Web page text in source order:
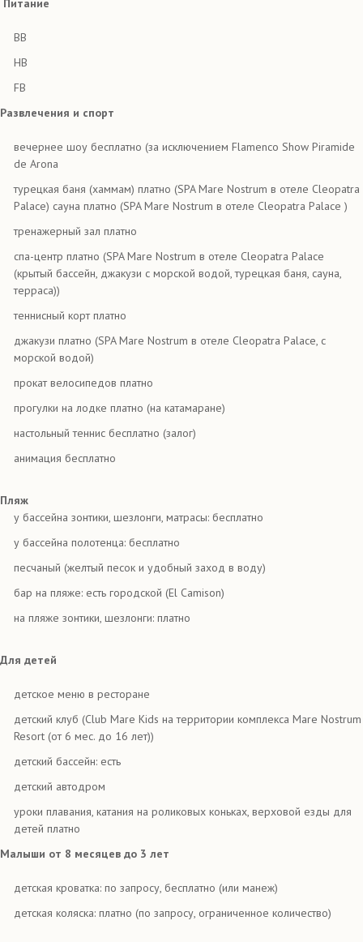
Питание
BB
HB
FB
Развлечения и спорт
вечернее шоу бесплатно (за исключением Flamenco Show Piramide
de Arona
турецкая баня (хаммам) платно (SPA Mare Nostrum в отеле Cleopatra
Palace) сауна платно (SPA Mare Nostrum в отеле Cleopatra Palace )
тренажерный зал платно
спа-центр платно (SPA Mare Nostrum в отеле Cleopatra Palace
(крытый бассейн, джакузи с морской водой, турецкая баня, сауна,
терраса))
теннисный корт платно
джакузи платно (SPA Mare Nostrum в отеле Cleopatra Palace, с
морской водой)
прокат велосипедов платно
прогулки на лодке платно (на катамаране)
настольный теннис бесплатно (залог)
анимация бесплатно
Пляж
у бассейна зонтики, шезлонги, матрасы: бесплатно
у бассейна полотенца: бесплатно
песчаный (желтый песок и удобный заход в воду)
бар на пляже: есть городской (El Camison)
на пляже зонтики, шезлонги: платно
Для детей
детское меню в ресторане
детский клуб (Club Mare Kids на территории комплекса Mare Nostrum
Resort (от 6 мес. до 16 лет))
детский бассейн: есть
детский автодром
уроки плавания, катания на роликовых коньках, верховой езды для
детей платно
Малыши от 8 месяцев до 3 лет
детская кроватка: по запросу, бесплатно (или манеж)
детская коляска: платно (по запросу, ограниченное количество)